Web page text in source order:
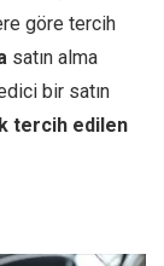
göre tercih
satın alma
bir satın
tercih edilen